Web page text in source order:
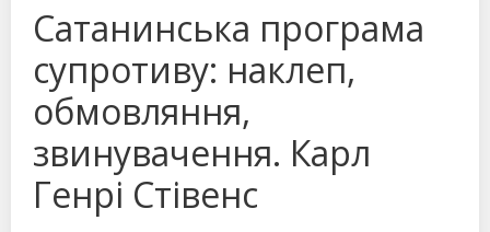
Сатанинська програма
супротиву: наклеп,
обмовляння,
звинувачення. Карл
Генрі Стівенс